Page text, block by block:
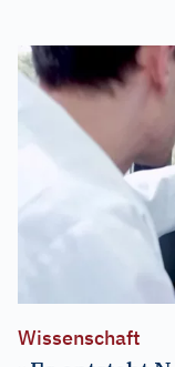
Wissenschaft